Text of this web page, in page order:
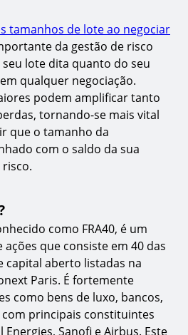
tamanhos de lote ao negociar
da gestão de risco
lote dita quanto do seu
qualquer negociação.
podem amplificar tanto
tornando-se mais vital
que o tamanho da
com o saldo da sua
como FRA40, é um
que consiste em 40 das
capital aberto listadas na
Paris. É fortemente
como bens de luxo, bancos,
principais constituintes
Sanofi e Airbus. Este